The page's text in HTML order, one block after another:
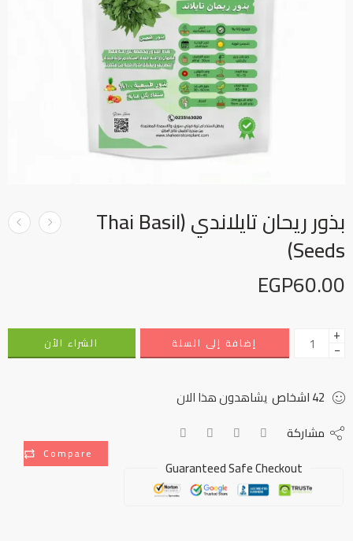
بذور ريحان تايلاندي (Thai Basil
Seeds)
EGP60.00
+
− إضافة إلى السلة الشراء الأن
42اشخاص يشاهدون هذا الان
Compare
مشاركة
Guaranteed Safe Checkout